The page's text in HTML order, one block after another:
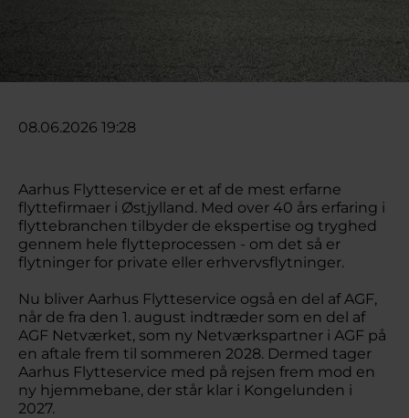
08.06.2026 19:28
Aarhus Flytteservice er et af de mest erfarne
flyttefirmaer i Østjylland. Med over 40 års erfaring i
flyttebranchen tilbyder de ekspertise og tryghed
gennem hele flytteprocessen - om det så er
flytninger for private eller erhvervsflytninger.
Nu bliver Aarhus Flytteservice også en del af AGF,
når de fra den 1. august indtræder som en del af
AGF Netværket, som ny Netværkspartner i AGF på
en aftale frem til sommeren 2028. Dermed tager
Aarhus Flytteservice med på rejsen frem mod en
ny hjemmebane, der står klar i Kongelunden i
2027.